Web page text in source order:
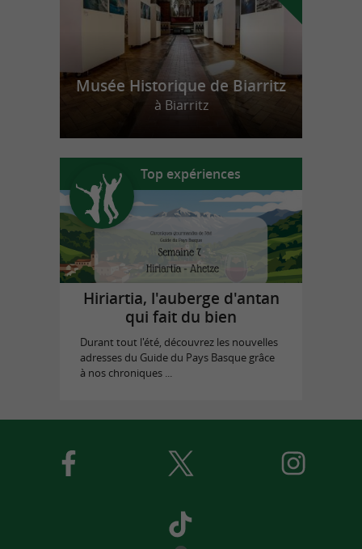
Musée Historique de Biarritz
à Biarritz
Top expériences
Hiriartia, l'auberge d'antan
qui fait du bien
Durant tout l'été, découvrez les nouvelles
adresses du Guide du Pays Basque grâce
à nos chroniques ...